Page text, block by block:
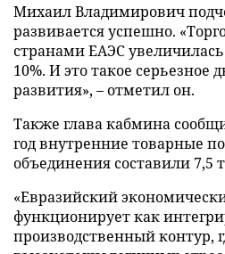
Михаил Владимирович
развивается успешно.
странами ЕАЭС
10%. И это такое серьезное
развития», – отметил он.
Также глава кабмина
год внутренние товарные
объединения составили 7,5
«Евразийский
функционирует как
производственный контур,